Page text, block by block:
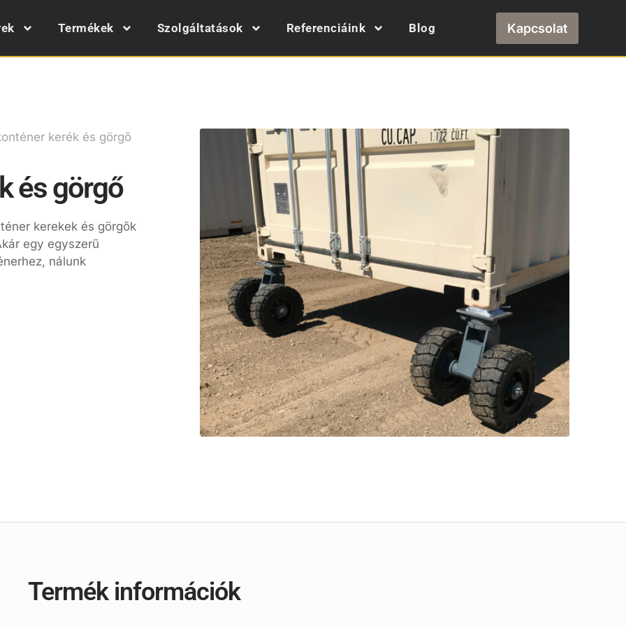
Termékek Szolgáltatások Referenciáink Blog Kapcsolat
kerék és görgő
és görgő
kerekek és görgők
egy egyszerű
nálunk
Termék információk